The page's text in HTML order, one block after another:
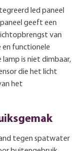
led paneel
geeft een
van
en functionele
is niet dimbaar,
die het licht
het
tegen spatwater